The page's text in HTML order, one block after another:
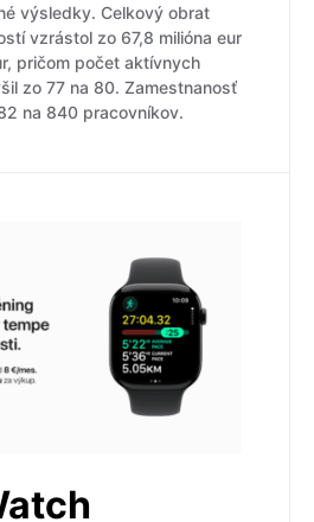
výsledky. Celkový obrat
vzrástol zo 67,8 milióna eur
pričom počet aktívnych
zo 77 na 80. Zamestnanosť
na 840 pracovníkov.